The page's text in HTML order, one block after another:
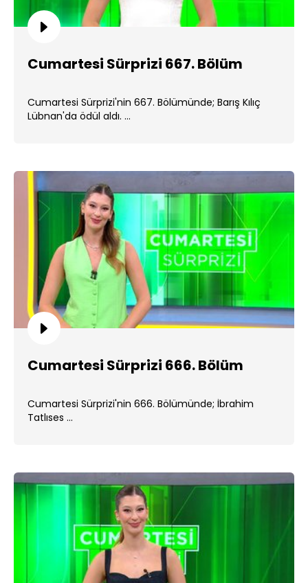
Cumartesi Sürprizi 667. Bölüm
Cumartesi Sürprizi'nin 667. Bölümünde; Barış Kılıç
Lübnan'da ödül aldı. ...
Cumartesi Sürprizi 666. Bölüm
Cumartesi Sürprizi'nin 666. Bölümünde; İbrahim
Tatlıses ...